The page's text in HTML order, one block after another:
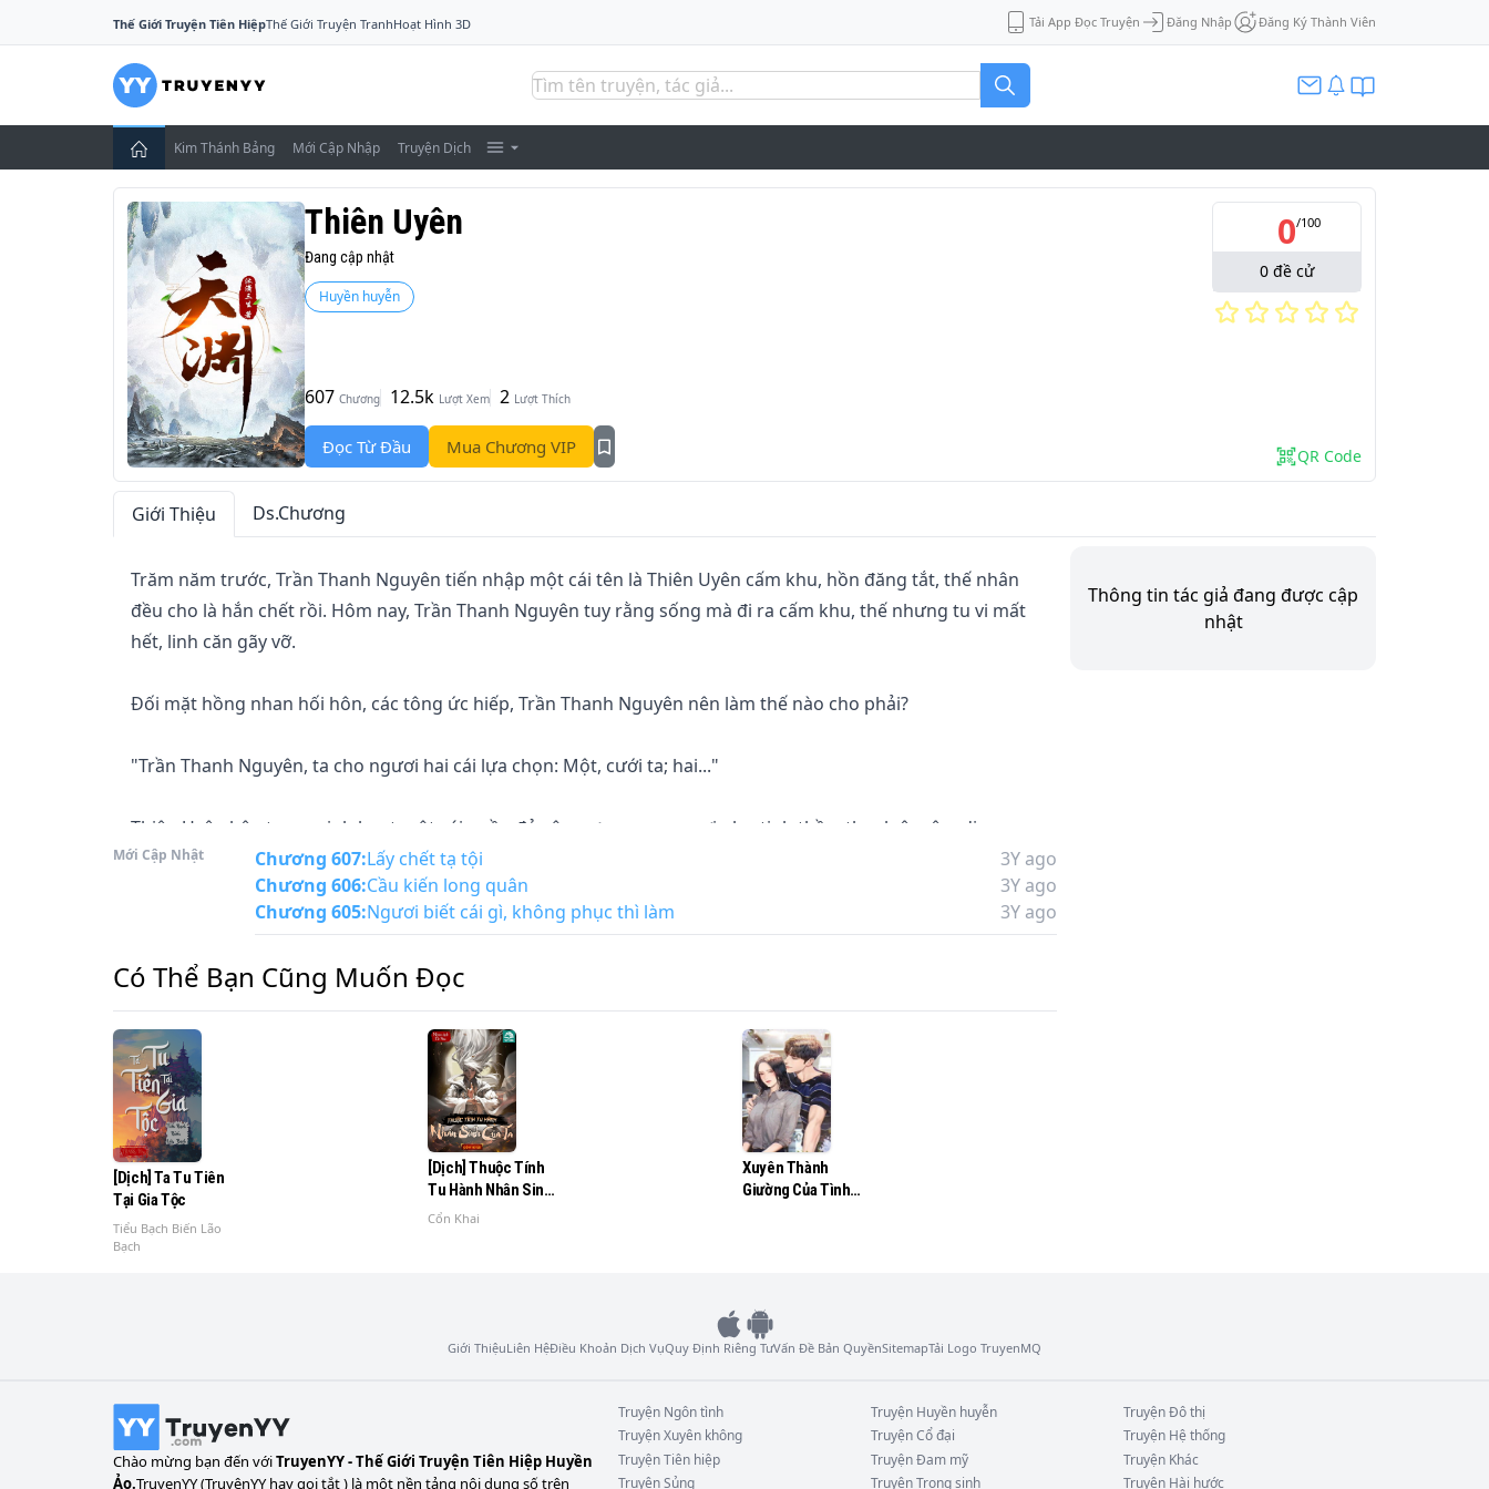
Thế Giới Truyện Tiên HiệpThế Giới Truyện TranhHoạt Hình 3D Tải App Đọc Truyện Đăng Nhập Đăng Ký Thành Viên
Kim Thánh Bảng Mới Cập Nhập Truyện Dịch
Thiên Uyên
Đang cập nhật
Huyền huyễn
607 Chương 12.5k Lượt Xem 2 Lượt Thích
Đọc Từ Đầu Mua Chương VIP
0/100
0 đề cử
QR Code
Giới Thiệu Ds.Chương
Trăm năm trước, Trần Thanh Nguyên tiến nhập một cái tên là Thiên Uyên cấm khu, hồn đăng tắt, thế nhân
đều cho là hắn chết rồi. Hôm nay, Trần Thanh Nguyên tuy rằng sống mà đi ra cấm khu, thế nhưng tu vi mất
hết, linh căn gãy vỡ.
Đối mặt hồng nhan hối hôn, các tông ức hiếp, Trần Thanh Nguyên nên làm thế nào cho phải?
"Trần Thanh Nguyên, ta cho ngươi hai cái lựa chọn: Một, cưới ta; hai..."
Thiên Uyên bên trong sinh hoạt một cái quần đỏ cô nương, con ngươi như tinh thần, thanh âm êm dịu.
"Ta lựa chọn hai."
(chủ giác xấu bụng + không hệ thống + hài hước + truyền thống huyền huyễn + giới thiệu tóm tắt vô lực,
mời nhìn chính văn)
Mới Cập Nhật Chương 607:Lấy chết tạ tội
3Y ago
Chương 606:Cầu kiến long quân
3Y ago
Chương 605:Ngươi biết cái gì, không phục thì làm 3Y ago
Có Thể Bạn Cũng Muốn Đọc
[Dịch] Ta Tu Tiên
Tại Gia Tộc
Tiểu Bạch Biến Lão
Bạch
[Dịch] Thuộc Tính
Tu Hành Nhân Sinh
Của Ta
Cổn Khai
Xuyên Thành
Giường Của Tình
Thông tin tác giả đang được cập
nhật
Giới ThiệuLiên HệĐiều Khoản Dịch VụQuy Định Riêng TưVấn Đề Bản QuyềnSitemapTải Logo TruyenMQ
Chào mừng bạn đến vớiTruyenYY - Thế Giới Truyện Tiên Hiệp Huyền
Ảo.TruyenYY (TruyệnYY hay gọi tắt ) là một nền tảng nội dung số trên
Truyện Ngôn tình Truyện Huyền huyễn TruyệnĐô thị
TruyệnXuyên không TruyệnCổ đại Truyện Hệ thống
TruyệnTiên hiệp TruyệnĐam mỹ Truyện Khác
TruyệnSủng TruyệnTrọng sinh Truyện Hài hước